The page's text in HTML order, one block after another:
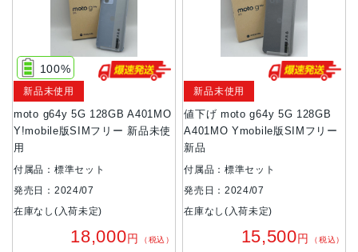
moto g64y 5G 128GB A401MO
Y!mobile版SIMフリー 新品未使
用
100%
新品未使用
付属品：標準セット
発売日：2024/07
在庫なし(入荷未定)
18,000円 （税込）
値下げ moto g64y 5G 128GB
A401MO Ymobile版SIMフリー
新品
新品未使用
付属品：標準セット
発売日：2024/07
在庫なし(入荷未定)
15,500円 （税込）